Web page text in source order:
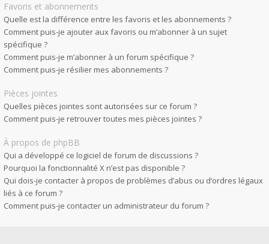
Favoris et abonnements
Quelle est la différence entre les favoris et les abonnements ?
Comment puis-je ajouter aux favoris ou m’abonner à un sujet
spécifique ?
Comment puis-je m’abonner à un forum spécifique ?
Comment puis-je résilier mes abonnements ?
Pièces jointes
Quelles pièces jointes sont autorisées sur ce forum ?
Comment puis-je retrouver toutes mes pièces jointes ?
À propos de phpBB
Qui a développé ce logiciel de forum de discussions ?
Pourquoi la fonctionnalité X n’est pas disponible ?
Qui dois-je contacter à propos de problèmes d’abus ou d’ordres légaux
liés à ce forum ?
Comment puis-je contacter un administrateur du forum ?